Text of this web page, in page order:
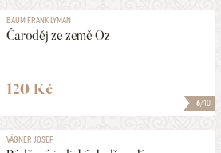
6/10
BAUM FRANK LYMAN
Čaroděj ze země Oz
120 Kč
VÁGNER JOSEF